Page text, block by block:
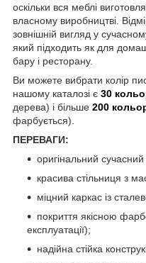
оскільки вся меблі
власному виробництві.
зовнішній вигляд у
який підходить як для
бару і ресторану.
Ви можете вибрати колір
нашому каталозі є 30
дерева) і більше 200
фарбується).
ПЕРЕВАГИ:
оригінальний
красива стільниця з
міцний каркас із
покриття якісною
експлуатації);
надійна стійка